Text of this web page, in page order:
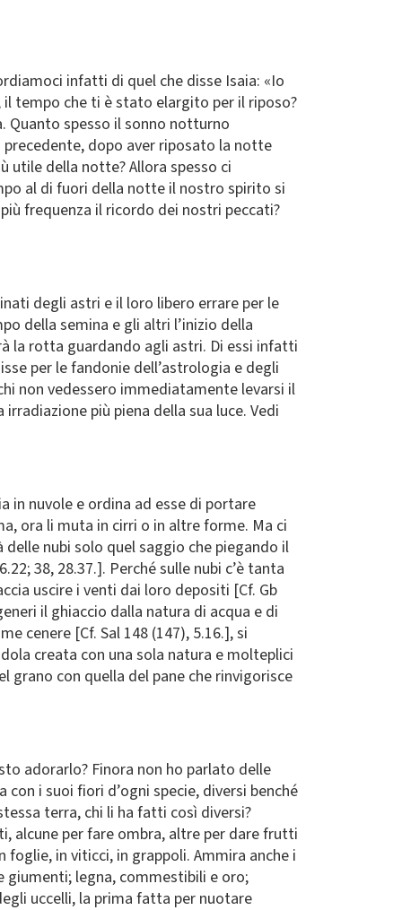
infatti di quel che disse Isaia: «Io
tempo che ti è stato elargito per il riposo?
Quanto spesso il sonno notturno
dopo aver riposato la notte
utile della notte? Allora spesso ci
al di fuori della notte il nostro spirito si
frequenza il ricordo dei nostri peccati?
degli astri e il loro libero errare per le
della semina e gli altri l’inizio della
la rotta guardando agli astri. Di essi infatti
per le fandonie dell’astrologia e degli
non vedessero immediatamente levarsi il
più piena della sua luce. Vedi
in nuvole e ordina ad esse di portare
ora li muta in cirri o in altre forme. Ma ci
nubi solo quel saggio che piegando il
38, 28.37.]. Perché sulle nubi c’è tanta
uscire i venti dai loro depositi [Cf. Gb
il ghiaccio dalla natura di acqua e di
cenere [Cf. Sal 148 (147), 5.16.], si
creata con una sola natura e molteplici
grano con quella del pane che rinvigorisce
adorarlo? Finora non ho parlato delle
i suoi fiori d’ogni specie, diversi benché
terra, chi li ha fatti così diversi?
alcune per fare ombra, altre per dare frutti
in viticci, in grappoli. Ammira anche i
giumenti; legna, commestibili e oro;
uccelli, la prima fatta per nuotare